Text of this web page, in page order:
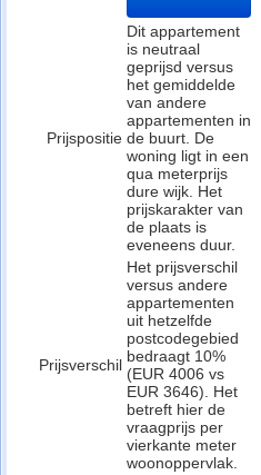
Prijspositie
Dit appartement
is neutraal
geprijsd versus
het gemiddelde
van andere
appartementen in
de buurt. De
woning ligt in een
qua meterprijs
dure wijk. Het
prijskarakter van
de plaats is
eveneens duur.
Prijsverschil
Het prijsverschil
versus andere
appartementen
uit hetzelfde
postcodegebied
bedraagt 10%
(EUR 4006 vs
EUR 3646). Het
betreft hier de
vraagprijs per
vierkante meter
woonoppervlak.